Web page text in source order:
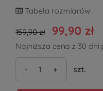
Tabela rozmiarów
159,90 zł 99,90 zł
Najniższa cena z 30 dni
- + szt.